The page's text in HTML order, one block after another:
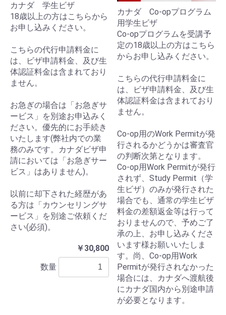
カナダ 学生ビザ
18歳以上の方はこちらから
お申し込みください。
こちらの代行申請料金に
は、ビザ申請料金、及び生
体認証料金は含まれており
ません。
お急ぎの場合は「お急ぎサ
ービス」を別途お申込みく
ださい。優先的にお手続き
いたします(弊社内での業
務のみです。カナダビザ申
請においては「お急ぎサー
ビス」はありません)。
以前に却下された経歴があ
る方は「カウンセリングサ
ービス」を別途ご依頼くだ
さい(必須)。
￥30,800
数量
カナダ Co-opプログラム
用学生ビザ
Co-opプログラムを受講予
定の18歳以上の方はこちら
からお申し込みください。
こちらの代行申請料金に
は、ビザ申請料金、及び生
体認証料金は含まれており
ません。
Co-op用のWork Permitが発
行されるかどうかは審査官
の判断次第となります。
Co-op用Work Permitが発行
されず、Study Permit（学
生ビザ）のみが発行された
場合でも、通常の学生ビザ
料金の差額返金等は行って
おりませんので、予めご了
承の上、お申し込みくださ
います様お願いいたしま
す。尚、Co-op用Work
Permitが発行されなかった
場合には、カナダへ渡航後
にカナダ国内から別途申請
が必要となります。